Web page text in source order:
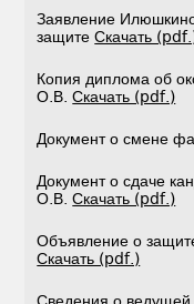
Заявление
защитеСкачать
Копия диплома об
О.В.Скачать (pdf.)
Документ о смене
Документ о сдаче
О.В.Скачать (pdf.)
Объявление о
Скачать (pdf.)